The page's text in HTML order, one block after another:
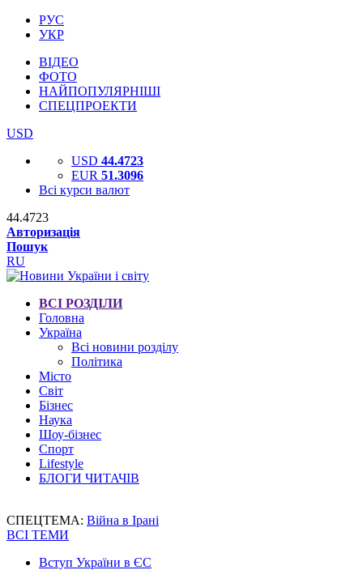
РУС
УКР
ВІДЕО
ФОТО
НАЙПОПУЛЯРНІШІ
СПЕЦПРОЕКТИ
USD
USD 44.4723
EUR 51.3096
Всі курси валют
44.4723
Авторизація
Пошук
RU
ВСІ РОЗДІЛИ
Головна
Україна
Всі новини розділу
Політика
Місто
Світ
Бізнес
Наука
Шоу-бізнес
Спорт
Lifestyle
БЛОГИ ЧИТАЧІВ
СПЕЦТЕМА: Війна в Ірані
ВСІ ТЕМИ
Вступ України в ЄС